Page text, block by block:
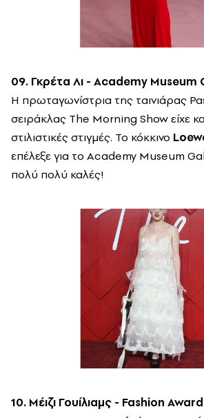
09. Γκρέτα Λι - Academy Museum
Η πρωταγωνίστρια της ταινιάρας
σειράκλας The Morning Show είχε
στιλιστικές στιγμές. Το κόκκινο
επέλεξε για το Academy Museum
πολύ πολύ καλές!
10. Μέιζι Γουίλιαμς - Fashion